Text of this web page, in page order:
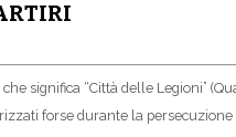
significa “Città delle Legioni”
forse durante la persecuzione